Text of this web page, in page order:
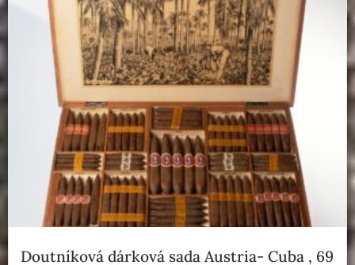
Doutníková dárková sada Austria- Cuba , 69